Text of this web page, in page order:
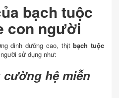
bạch tuộc
con người
dinh dưỡng cao, thịtbạch tuộc
sử dụng như:
cường hệ miễn